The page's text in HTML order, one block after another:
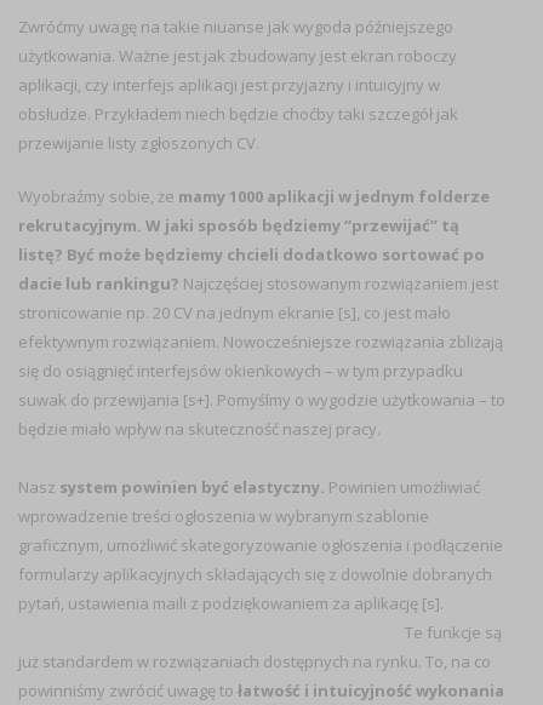
Zwróćmy uwagę na takie niuanse jak wygoda późniejszego
użytkowania. Ważne jest jak zbudowany jest ekran roboczy
aplikacji, czy interfejs aplikacji jest przyjazny i intuicyjny w
obsłudze. Przykładem niech będzie choćby taki szczegół jak
przewijanie listy zgłoszonych CV.
Wyobraźmy sobie, że mamy 1000 aplikacji w jednym folderze
rekrutacyjnym. W jaki sposób będziemy “przewijać” tą
listę? Być może będziemy chcieli dodatkowo sortować po
dacie lub rankingu? Najczęściej stosowanym rozwiązaniem jest
stronicowanie np. 20 CV na jednym ekranie [s], co jest mało
efektywnym rozwiązaniem. Nowocześniejsze rozwiązania zbliżają
się do osiągnięć interfejsów okienkowych – w tym przypadku
suwak do przewijania [s+]. Pomyślmy o wygodzie użytkowania – to
będzie miało wpływ na skuteczność naszej pracy.
Nasz system powinien być elastyczny. Powinien umożliwiać
wprowadzenie treści ogłoszenia w wybranym szablonie
graficznym, umożliwić skategoryzowanie ogłoszenia i podłączenie
formularzy aplikacyjnych składających się z dowolnie dobranych
pytań, ustawienia maili z podziękowaniem za aplikację [s].
Te funkcje są
już standardem w rozwiązaniach dostępnych na rynku. To, na co
powinniśmy zwrócić uwagę to łatwość i intuicyjność wykonania